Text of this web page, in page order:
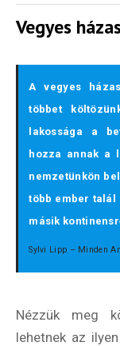
Vegyes
A vegyes
többet
lakossága a
hozza annak a
nemzetünkön
több ember talál
másik
Sylvi Lipp – Minden
Nézzük meg
lehetnek az